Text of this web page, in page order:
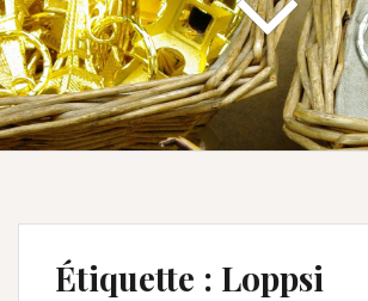
Étiquette : Loppsi